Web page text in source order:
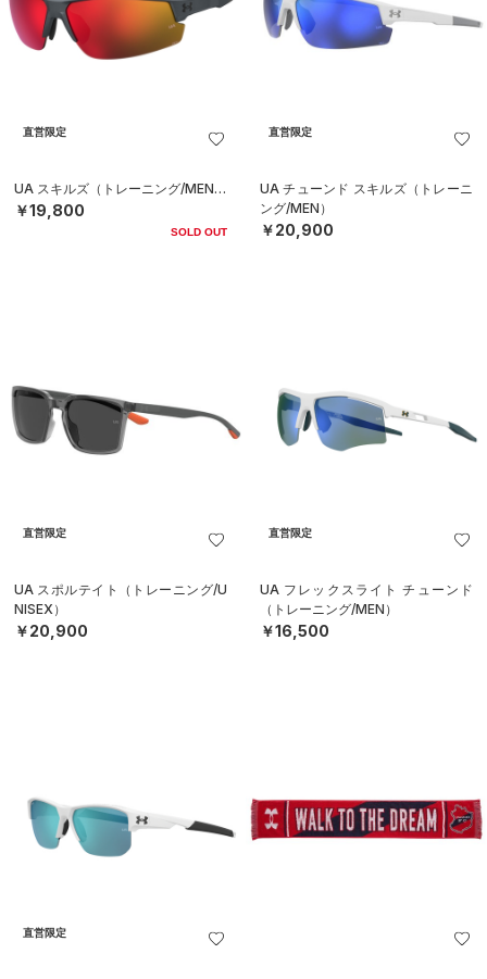
直営限定
UA スキルズ（トレーニング/MEN）
￥19,800
SOLD OUT
直営限定
UA チューンド スキルズ（トレーニ
ング/MEN）
￥20,900
直営限定
UA スポルテイト（トレーニング/U
NISEX）
￥20,900
直営限定
UA フレックスライト チューンド
（トレーニング/MEN）
￥16,500
直営限定